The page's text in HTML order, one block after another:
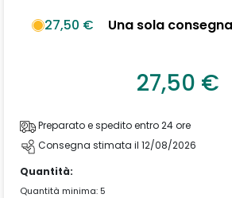
27,50 €
Una sola consegna
27,50 €
Preparato e spedito entro 24 ore
Consegna stimata il 12/08/2026
Quantità:
Quantità minima: 5